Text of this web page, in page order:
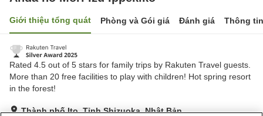
Giới thiệu tổng quát Phòng và Gói giá Đánh giá Thông
Rated 4.5 out of 5 stars for family trips by Rakuten Travel guests.
More than 20 free facilities to play with children! Hot spring resort
in the forest!
Thành phố Ito, Tỉnh Shizuoka, Nhật Bản